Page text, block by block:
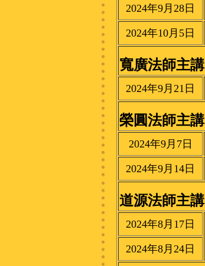
2024年9月28日
2024年10月5日
寬廣法師主講
2024年9月21日
榮圓法師主講
2024年9月7日
2024年9月14日
道源法師主講
2024年8月17日
2024年8月24日